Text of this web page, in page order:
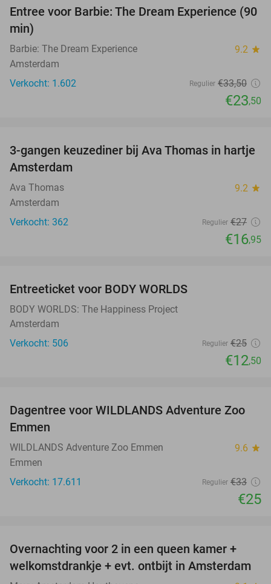
30%
Entree voor Barbie: The Dream Experience (90
min)
Barbie: The Dream Experience 9.2 star
Amsterdam
Verkocht: 1.602
Regulier €33,50
€23,50
37%
3-gangen keuzediner bij Ava Thomas in hartje
Amsterdam
Ava Thomas 9.2 star
Amsterdam
Verkocht: 362
Regulier €27
€16,95
Entreeticket voor BODY WORLDS
BODY WORLDS: The Happiness Project
Amsterdam
Verkocht: 506
Regulier €25
€12,50
24%
Dagentree voor WILDLANDS Adventure Zoo
Emmen
WILDLANDS Adventure Zoo Emmen 9.6 star
Emmen
Verkocht: 17.611
Regulier €33
€25
51%
Overnachting voor 2 in een queen kamer +
welkomstdrankje + evt. ontbijt in Amsterdam